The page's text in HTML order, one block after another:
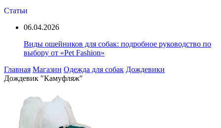
Статьи
06.04.2026
Виды ошейников для собак: подробное руководство по
выбору от «Pet Fashion»
Главная Магазин Одежда для собак Дождевики
Дождевик "Камуфляж"